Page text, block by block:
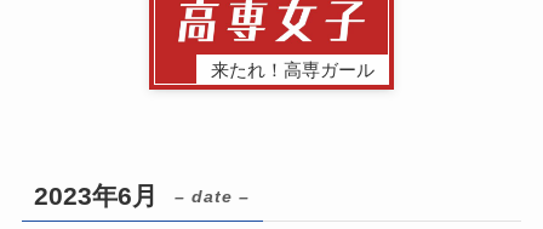
来たれ！高専ガール
2023年6月 – date –